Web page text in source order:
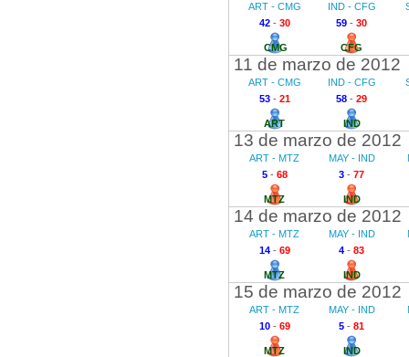
ART - CMG
42- 30
CMG
IND - CFG
59 - 30
CFG
11 de marzo de 2012
ART - CMG
53- 21
ART
IND - CFG
58 - 29
IND
13 de marzo de 2012
ART - MTZ
5- 68
MTZ
MAY - IND
3 - 77
IND
14 de marzo de 2012
ART - MTZ
14- 69
MTZ
MAY - IND
4 - 83
IND
15 de marzo de 2012
ART - MTZ
10- 69
MTZ
MAY - IND
5 - 81
IND